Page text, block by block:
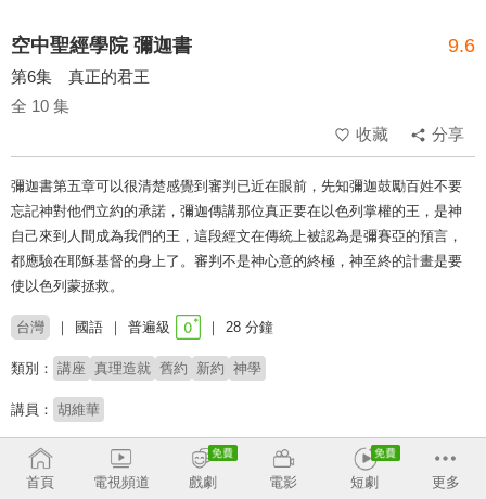
空中聖經學院 彌迦書 9.6
第6集 真正的君王
全 10 集
收藏
分享
彌迦書第五章可以很清楚感覺到審判已近在眼前，先知彌迦鼓勵百姓不要
忘記神對他們立約的承諾，彌迦傳講那位真正要在以色列掌權的王，是神
自己來到人間成為我們的王，這段經文在傳統上被認為是彌賽亞的預言，
都應驗在耶穌基督的身上了。審判不是神心意的終極，神至終的計畫是要
使以色列蒙拯救。
台灣 國語 普遍級 28 分鐘
類別： 講座 真理造就 舊約 新約 神學
講員： 胡維華
收回
首頁
電視頻道 戲劇 電影 短劇 更多